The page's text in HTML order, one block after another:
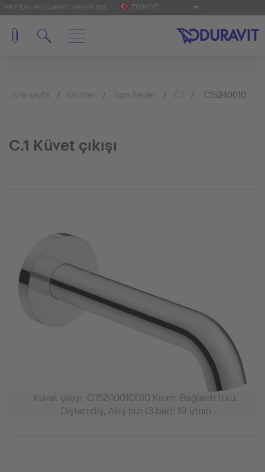
'PRO' IÇIN: PRO.DURAVIT BIR BAYI BUL TÜRKIYE
Ana sayfa Ürünler Tüm Seriler C.1 C15240010
C.1 Küvet çıkışı
Küvet çıkışı, C15240010010 Krom, Bağlantı türü:
Dıştan diş, Akış hızı (3 bar): 19 l/min